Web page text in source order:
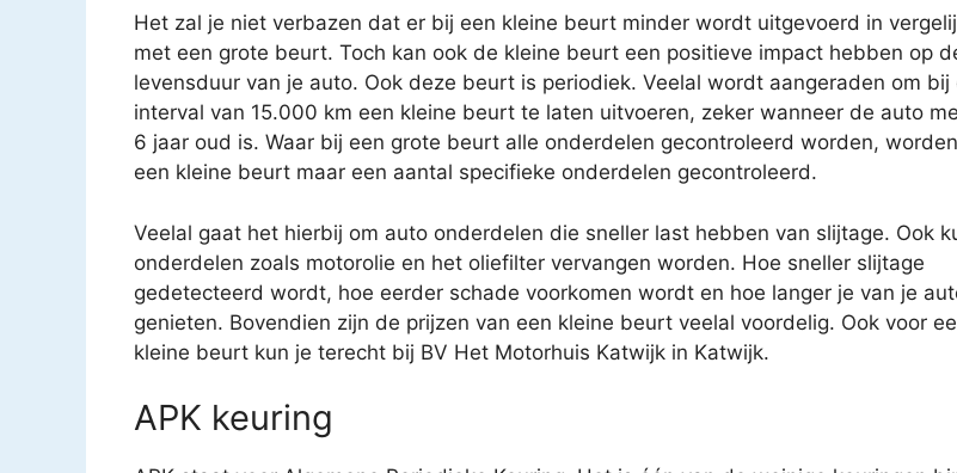
Het zal je niet verbazen dat er bij een kleine beurt minder wordt uitgevoerd in
met een grote beurt. Toch kan ook de kleine beurt een positieve impact hebben op
levensduur van je auto. Ook deze beurt is periodiek. Veelal wordt aangeraden om bij
interval van 15.000 km een kleine beurt te laten uitvoeren, zeker wanneer de auto
6 jaar oud is. Waar bij een grote beurt alle onderdelen gecontroleerd worden,
een kleine beurt maar een aantal specifieke onderdelen gecontroleerd.
Veelal gaat het hierbij om auto onderdelen die sneller last hebben van slijtage. Ook
onderdelen zoals motorolie en het oliefilter vervangen worden. Hoe sneller slijtage
gedetecteerd wordt, hoe eerder schade voorkomen wordt en hoe langer je van je
genieten. Bovendien zijn de prijzen van een kleine beurt veelal voordelig. Ook voor
kleine beurt kun je terecht bij BV Het Motorhuis Katwijk in Katwijk.
APK keuring